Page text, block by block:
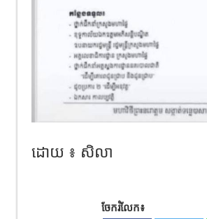
ដោយ ៖ សិលា
ចែករំលែក៖